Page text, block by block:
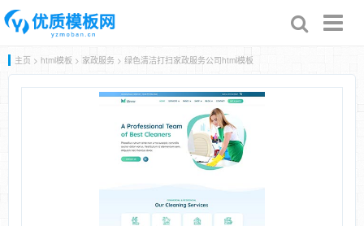
主页 > html模板 > 家政服务 > 绿色清洁打扫家政服务公司html模板